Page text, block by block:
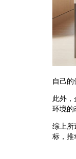
自己
此外
环境的
综上所
标，推